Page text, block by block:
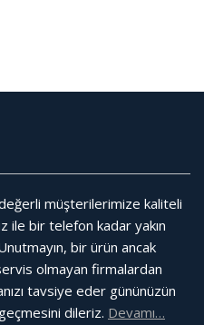
müşterilerimize kaliteli
ile bir telefon kadar yakın
bir ürün ancak
olmayan firmalardan
tavsiye eder gününüzün
dileriz. Devamı…